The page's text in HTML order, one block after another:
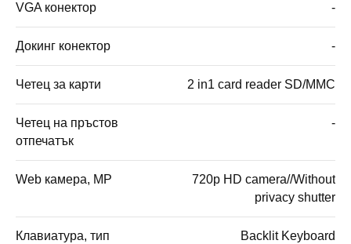
VGA конектор -
Докинг конектор -
Четец за карти 2 in1 card reader SD/MMC
Четец на пръстов
отпечатък
-
Web камера, MP
720p HD camera//Without
privacy shutter
Клавиатура, тип Backlit Keyboard